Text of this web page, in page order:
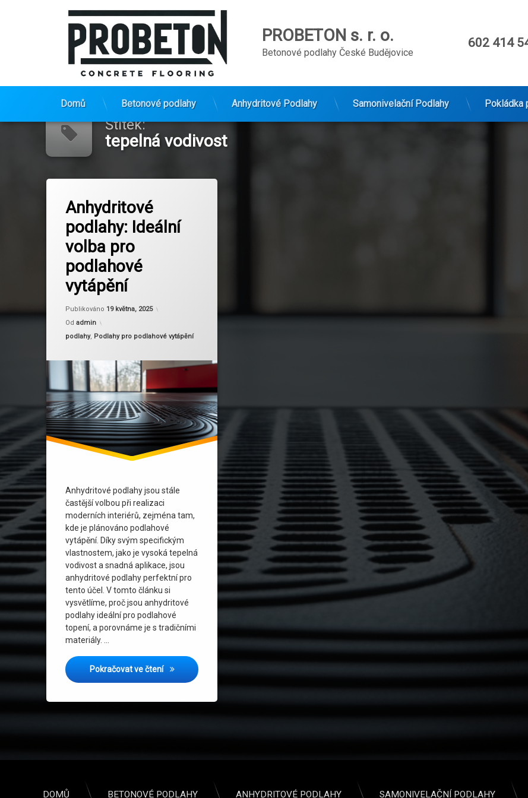
Přejít
PROBETON s. r. o.
Betonové podlahy České Budějovice
Tel:
602 414
Domů Betonové podlahy Anhydritové Podlahy Samonivelační Podlahy Pokládka
Štítek:
tepelná vodivost
Anhydritové
podlahy: Ideální
volba pro
podlahové
vytápění
Publikováno 19 května, 2025
Od admin
Kategorie:
podlahy, Podlahy pro podlahové vytápění
Anhydritové podlahy jsou stále
častější volbou při realizaci
moderních interiérů, zejména tam,
kde je plánováno podlahové
vytápění. Díky svým specifickým
vlastnostem, jako je vysoká tepelná
vodivost a snadná aplikace, jsou
anhydritové podlahy perfektní pro
tento účel. V tomto článku si
vysvětlíme, proč jsou anhydritové
podlahy ideální pro podlahové
topení, a porovnáme je s tradičními
materiály. …
Pokračovat ve čteníAnhydritové podlahy: Ideální volba pro podlahové vytápění
podlahové vytápění
snadná aplikace
tepelná vodivost
úspora energie
DOMŮ BETONOVÉ PODLAHY ANHYDRITOVÉ PODLAHY SAMONIVELAČNÍ PODLAHY